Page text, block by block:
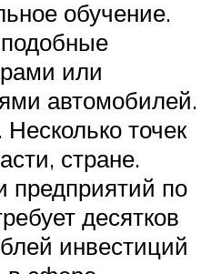
обучение.
или
автомобилей.
точек
стране.
предприятий по
десятков
инвестиций